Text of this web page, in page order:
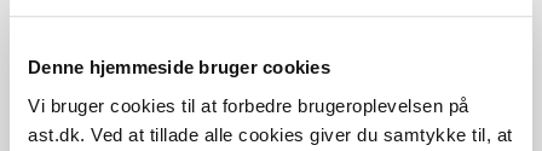
Denne hjemmeside bruger cookies
Vi bruger cookies til at forbedre brugeroplevelsen på
ast.dk. Ved at tillade alle cookies giver du samtykke til, at
59-19
01-01-2019